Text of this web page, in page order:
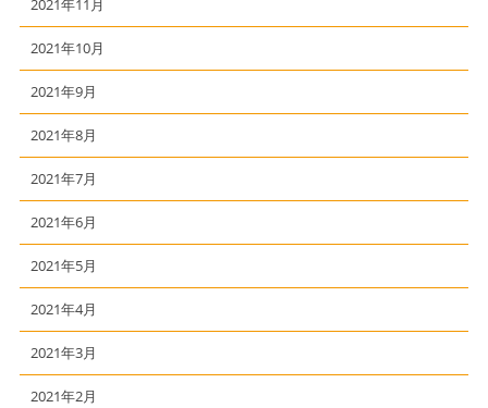
2021年11月
2021年10月
2021年9月
2021年8月
2021年7月
2021年6月
2021年5月
2021年4月
2021年3月
2021年2月